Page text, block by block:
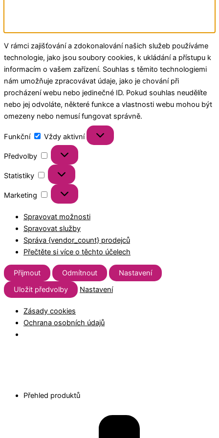
V rámci zajišťování a zdokonalování našich služeb používáme
technologie, jako jsou soubory cookies, k ukládání a přístupu k
informacím o vašem zařízení. Souhlas s těmito technologiemi
nám umožňuje zpracovávat údaje, jako je chování při
procházení webu nebo jedinečné ID. Pokud souhlas neudělíte
nebo jej odvoláte, některé funkce a vlastnosti webu mohou být
omezeny nebo nemusí fungovat správně.
Funkční Vždy aktivní
Předvolby
Statistiky
Marketing
Spravovat možnosti
Spravovat služby
Správa {vendor_count} prodejců
Přečtěte si více o těchto účelech
Přijmout Odmítnout
Nastavení
Uložit předvolby
Nastavení
Zásady cookies
Ochrana osobních údajů
Přehled produktů